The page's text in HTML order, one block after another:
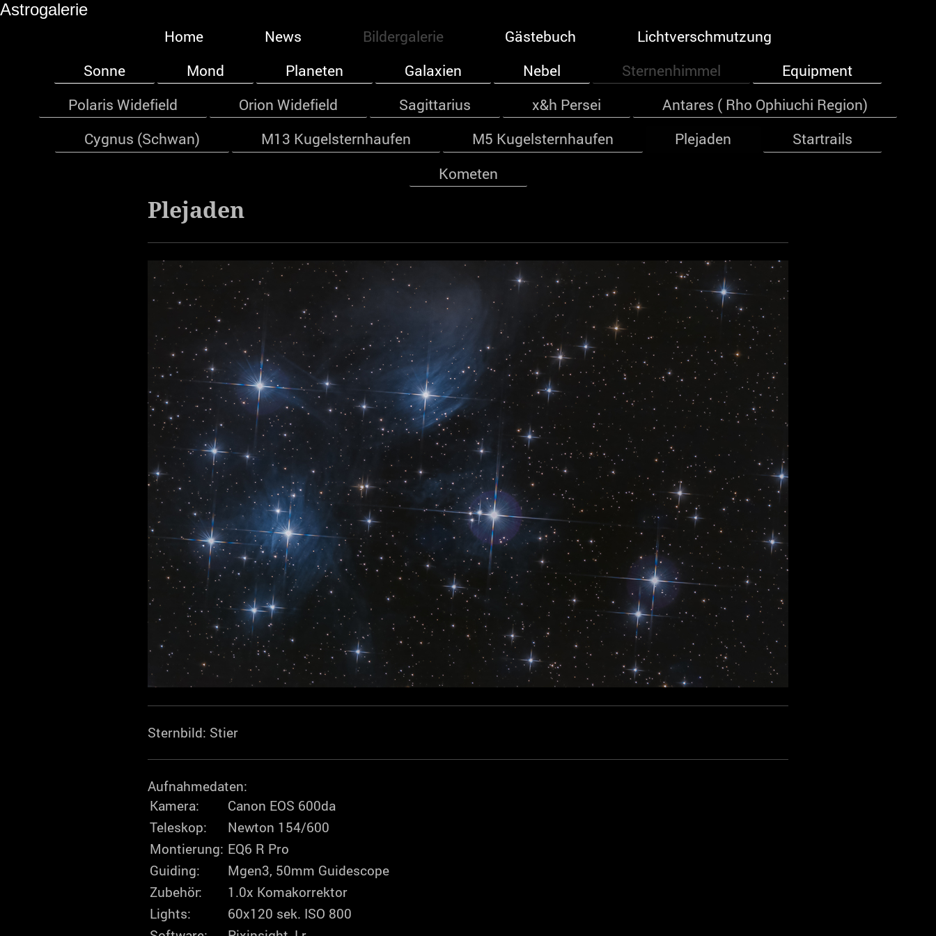
Astrogalerie
Home News Bildergalerie Gästebuch
Lichtverschmutzung
Sonne
Mond Planeten Galaxien Nebel Sternenhimmel
Equipment
Polaris Widefield
Orion Widefield Sagittarius x&h Persei
Antares ( Rho Ophiuchi Region)
Cygnus (Schwan)
M13 Kugelsternhaufen M5 Kugelsternhaufen Plejaden
Startrails
Kometen
Plejaden
Sternbild: Stier
Aufnahmedaten:
Kamera:
Canon EOS 600da
Teleskop:
Newton 154/600
Montierung: EQ6 R Pro
Guiding:
Mgen3, 50mm Guidescope
Zubehör:
1.0x Komakorrektor
Lights:
60x120 sek. ISO 800